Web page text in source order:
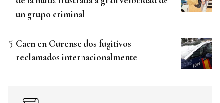
un grupo criminal
Caen en Ourense dos fugitivos
reclamados internacionalmente